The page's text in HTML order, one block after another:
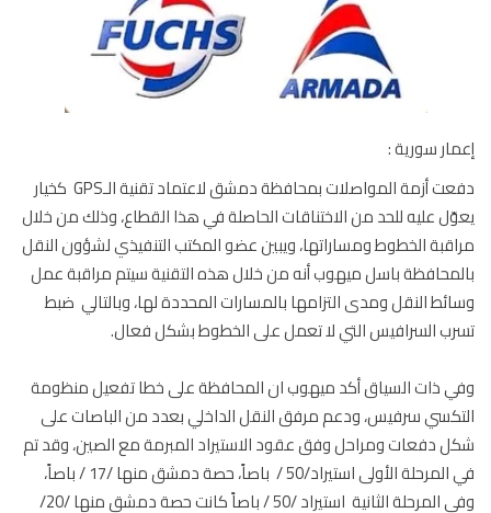
سورية :
دفعت أزمة المواصلات بمحافظة دمشق لاعتماد تقنية الـGPS كخيار
عليه للحد من الاختناقات الحاصلة في هذا القطاع، وذلك من خلال
الخطوط ومساراتها، ويبين عضو المكتب التنفيذي لشؤون النقل
باسل ميهوب أنه من خلال هذه التقنية سيتم مراقبة عمل
النقل ومدى التزامها بالمسارات المحددة لها، وبالتالي ضبط
السرافيس التي لا تعمل على الخطوط بشكل فعال.
ذات السياق أكد ميهوب ان المحافظة على خطا تفعيل منظومة
سرفيس، ودعم مرفق النقل الداخلي بعدد من الباصات على
دفعات ومراحل وفق عقود الاستيراد المبرمة مع الصين، وقد تم
في المرحلة الأولى استيراد/50 / باصاً، حصة دمشق منها /17 / باصاً،
وفي المرحلة الثانية استيراد /50 / باصاً كانت حصة دمشق منها /20/